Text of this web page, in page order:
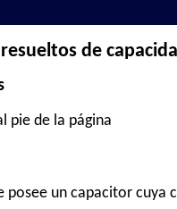
de
pie de la página
un capacitor cuya